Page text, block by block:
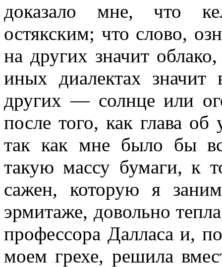
доказало мне, что
остякским; что слово,
на других значит
иных диалектах
других — солнце или
после того, как глава
так как мне было бы
такую массу бумаги, к
сажен, которую я
эрмитаже, довольно
профессора Далласа и,
моем грехе, решила